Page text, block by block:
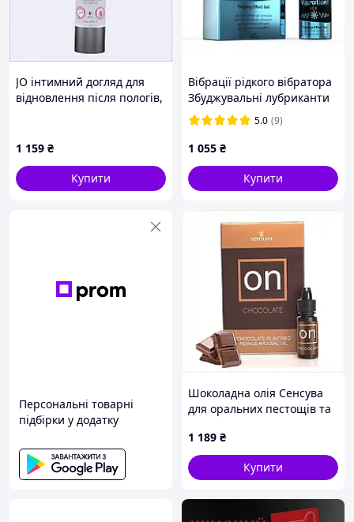
JO інтимний догляд для
відновлення після пологів,
1 159 ₴
Купити
Вібрації рідкого вібратора
Збуджувальні лубриканти
Intt Вібрації рідкого
вібратора Vibration Ice
15ml + Мастило Shunga T
5.0 (9)
1 055 ₴
Купити
Персональні товарні
підбірки у додатку
Шоколадна олія Сенсува
для оральних пестощів та
1 189 ₴
Купити